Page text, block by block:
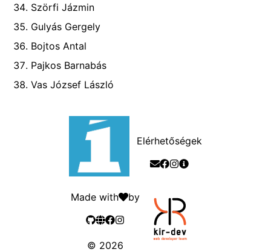
Szörfi Jázmin
Gulyás Gergely
Bojtos Antal
Pajkos Barnabás
Vas József László
Elérhetőségek
Made with by
© 2026